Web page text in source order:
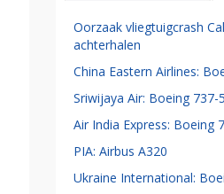
Oorzaak vliegtuigcrash
achterhalen
China Eastern Airlines:
Sriwijaya Air: Boeing 737-
Air India Express: Boeing
PIA: Airbus A320
Ukraine International: